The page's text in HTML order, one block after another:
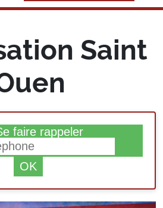
Saint
☎ Se faire rappeler